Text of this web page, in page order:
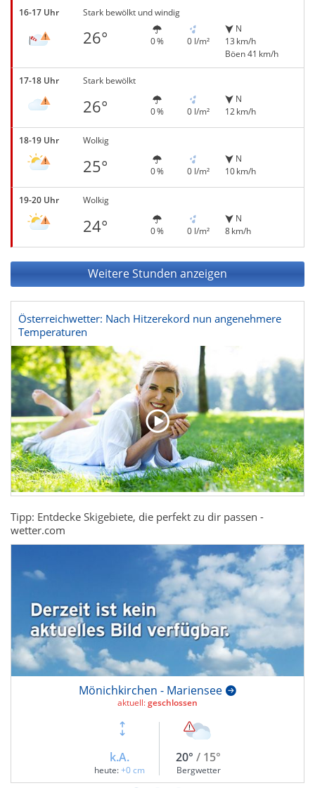
16-17 Uhr Stark bewölkt und windig
26° 0 % 0 l/m²
N
13 km/h
Böen 41 km/h
17-18 Uhr Stark bewölkt
26° 0 % 0 l/m²
N
12 km/h
18-19 Uhr Wolkig
25° 0 % 0 l/m²
N
10 km/h
19-20 Uhr Wolkig
24° 0 % 0 l/m²
N
8 km/h
Weitere Stunden anzeigen
Österreichwetter: Nach Hitzerekord nun angenehmere
Temperaturen
Tipp: Entdecke Skigebiete, die perfekt zu dir passen -
wetter.com
Mönichkirchen - Mariensee
aktuell:geschlossen
k.A.
heute:+0 cm
20° / 15°
Bergwetter